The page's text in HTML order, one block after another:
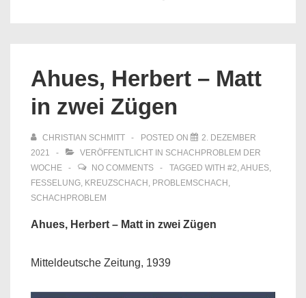
Ahues, Herbert – Matt
in zwei Zügen
CHRISTIAN SCHMITT POSTED ON
2. DEZEMBER
2021
VERÖFFENTLICHT IN SCHACHPROBLEM DER
WOCHE
NO COMMENTS TAGGED WITH #2,AHUES,
FESSELUNG, KREUZSCHACH , PROBLEMSCHACH ,
SCHACHPROBLEM
Ahues, Herbert – Matt in zwei Zügen
Mitteldeutsche Zeitung, 1939